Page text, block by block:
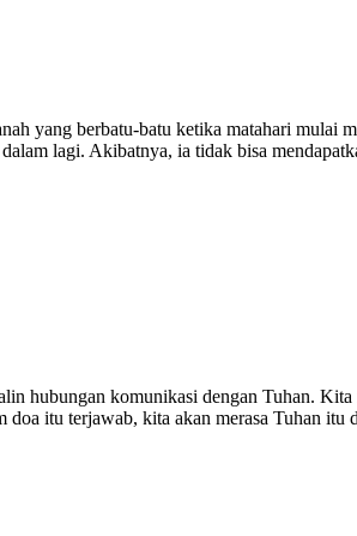
yang berbatu-batu ketika matahari mulai
lagi. Akibatnya, ia tidak bisa
hubungan komunikasi dengan Tuhan.
itu terjawab, kita akan merasa Tuhan